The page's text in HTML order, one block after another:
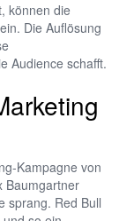
können die
Die Auflösung
Audience schafft.
Kampagne von
Baumgartner
sprang. Red Bull